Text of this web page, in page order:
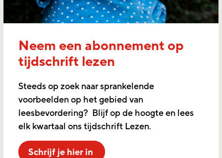
Neem een abonnement op
tijdschrift lezen
Steeds op zoek naar sprankelende
voorbeelden op het gebied van
leesbevordering? Blijf op de hoogte en lees
elk kwartaal ons tijdschrift Lezen.
Schrijf je hier in